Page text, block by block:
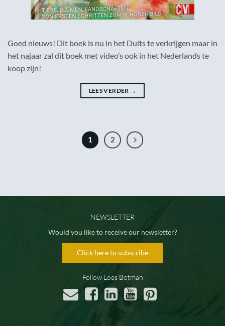
Goed nieuws! Dit boek is nu in het Duits te verkrijgen maar in
het najaar zal dit boek met video’s ook in het Nederlands te
koop zijn!
LEES VERDER →
1 2
NEWSLETTER
Would you like to receive our newsletter?
Click here to subscribe
Follow Loes Botman